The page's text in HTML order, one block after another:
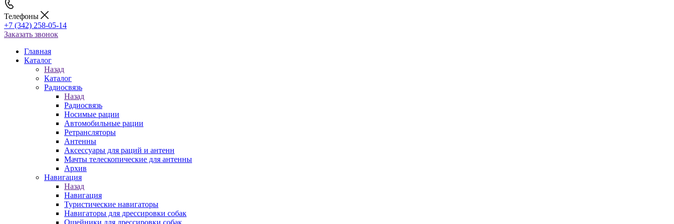
Телефоны
+7 (342) 258-05-14
Заказать звонок
Главная
Каталог
Назад
Каталог
Радиосвязь
Назад
Радиосвязь
Носимые рации
Автомобильные рации
Ретрансляторы
Антенны
Аксессуары для раций и антенн
Мачты телескопические для антенны
Архив
Навигация
Назад
Навигация
Туристические навигаторы
Навигаторы для дрессировки собак
Ошейники для дрессировки собак